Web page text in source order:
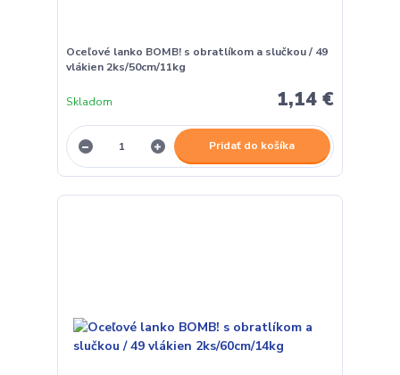
Oceľové lanko BOMB! s obratlíkom a slučkou / 49
vlákien 2ks/50cm/11kg
1,14 €
Skladom
Pridať do košíka